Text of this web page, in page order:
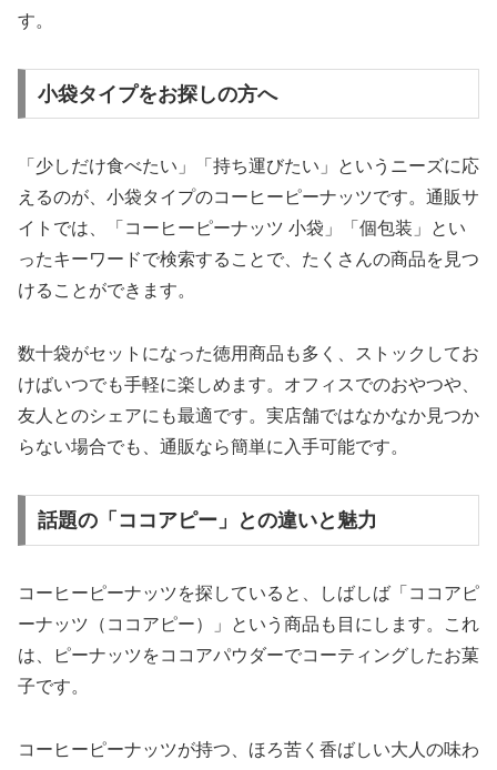
す。
小袋タイプをお探しの方へ
「少しだけ食べたい」「持ち運びたい」というニーズに応
えるのが、小袋タイプのコーヒーピーナッツです。通販サ
イトでは、「コーヒーピーナッツ 小袋」「個包装」とい
ったキーワードで検索することで、たくさんの商品を見つ
けることができます。
数十袋がセットになった徳用商品も多く、ストックしてお
けばいつでも手軽に楽しめます。オフィスでのおやつや、
友人とのシェアにも最適です。実店舗ではなかなか見つか
らない場合でも、通販なら簡単に入手可能です。
話題の「ココアピー」との違いと魅力
コーヒーピーナッツを探していると、しばしば「ココアピ
ーナッツ（ココアピー）」という商品も目にします。これ
は、ピーナッツをココアパウダーでコーティングしたお菓
子です。
コーヒーピーナッツが持つ、ほろ苦く香ばしい大人の味わ